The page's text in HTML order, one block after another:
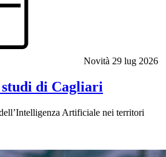
Novità 29 lug 2026
di Cagliari
Artificiale nei territori